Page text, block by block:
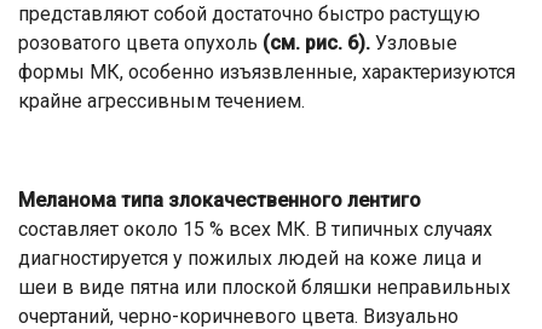
представляют собой достаточно быстро растущую
розоватого цвета опухоль (см. рис. 6). Узловые
формы МК, особенно изъязвленные, характеризуются
крайне агрессивным течением.
Меланома типа злокачественного лентиго
составляет около 15 % всех МК. В типичных случаях
диагностируется у пожилых людей на коже лица и
шеи в виде пятна или плоской бляшки неправильных
очертаний, черно-коричневого цвета. Визуально